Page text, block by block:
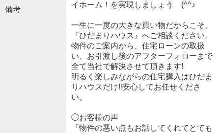
備考
イホーム！を実現しましょう (^^♪
一生に一度の大きな買い物だからこそ、
『ひだまりハウス』へご相談ください。
物件のご案内から、住宅ローンの取扱
い、お引渡し後のアフターフォローまで
全て当社で解決させて頂きます!
明るく楽しみながらの住宅購入はひだま
りハウスだけ‼安心してお任せくださ
い。
◯お客様の声
『物件の悪い点もお話してくれてとても